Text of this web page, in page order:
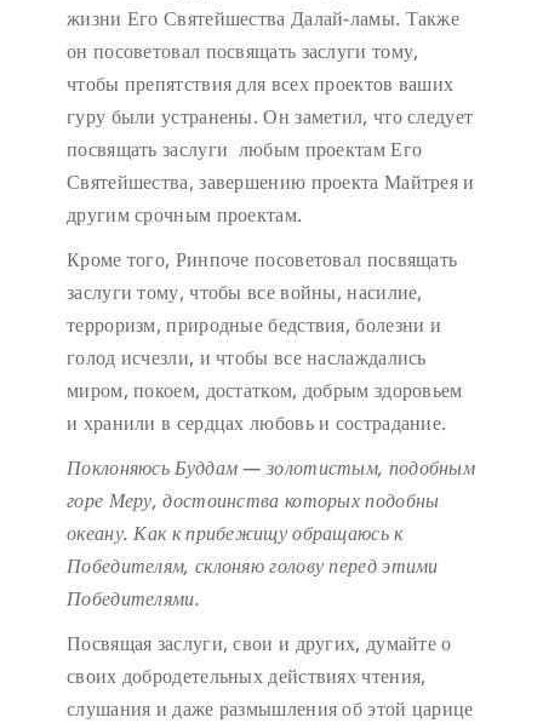
жизни Его Святейшества Далай-ламы. Также
он посоветовал посвящать заслуги тому,
чтобы препятствия для всех проектов ваших
гуру были устранены. Он заметил, что следует
посвящать заслуги любым проектам Его
Святейшества, завершению проекта Майтрея и
другим срочным проектам.
Кроме того, Ринпоче посоветовал посвящать
заслуги тому, чтобы все войны, насилие,
терроризм, природные бедствия, болезни и
голод исчезли, и чтобы все наслаждались
миром, покоем, достатком, добрым здоровьем
и хранили в сердцах любовь и сострадание.
Поклоняюсь Буддам — золотистым, подобным
горе Меру, достоинства которых подобны
океану. Как к прибежищу обращаюсь к
Победителям, склоняю голову перед этими
Победителями.
Посвящая заслуги, свои и других, думайте о
своих добродетельных действиях чтения,
слушания и даже размышления об этой царице